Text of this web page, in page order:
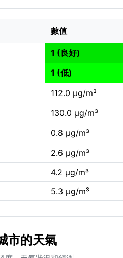
數值
1 (良好)
1 (低)
112.0 µg/m³
130.0 µg/m³
0.8 µg/m³
2.6 µg/m³
4.2 µg/m³
5.3 µg/m³
市的天氣